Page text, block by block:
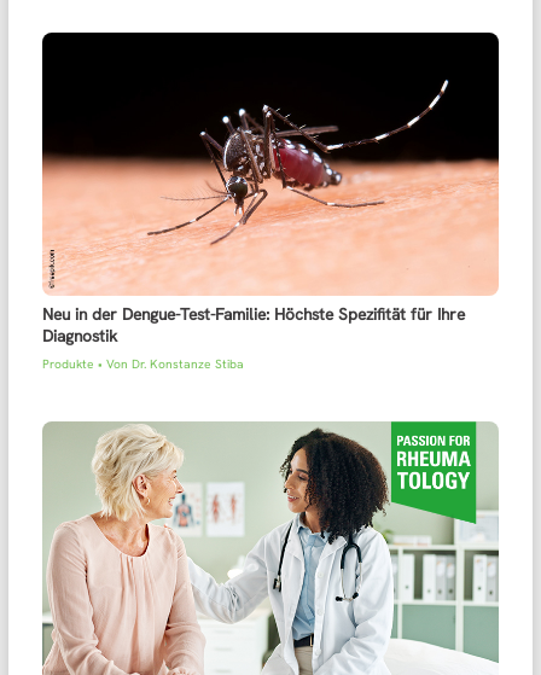
Neu in der Dengue-Test-Familie: Höchste Spezifität für Ihre
Diagnostik
Produkte • Von Dr. Konstanze Stiba